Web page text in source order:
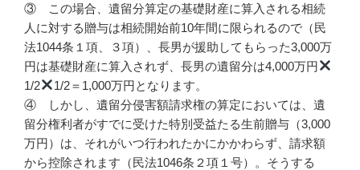
③ この場合、遺留分算定の基礎財産に算入される相続
人に対する贈与は相続開始前10年間に限られるので（民
法1044条１項、３項）、長男が援助してもらった3,000万
円は基礎財産に算入されず、長男の遺留分は4,000万円
1/2
1/2＝1,000万円となります。
④ しかし、遺留分侵害額請求権の算定においては、遺
留分権利者がすでに受けた特別受益たる生前贈与（3,000
万円）は、それがいつ行われたかにかかわらず、請求額
から控除されます（民法1046条２項１号）。そうする